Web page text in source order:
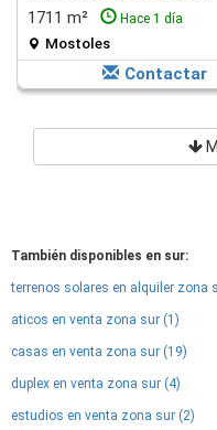
1711 m²
Hace 1 día
Mostoles
Contactar
También disponibles en sur:
terrenos solares en alquiler zona
aticos en venta zona sur (1)
casas en venta zona sur (19)
duplex en venta zona sur (4)
estudios en venta zona sur (2)